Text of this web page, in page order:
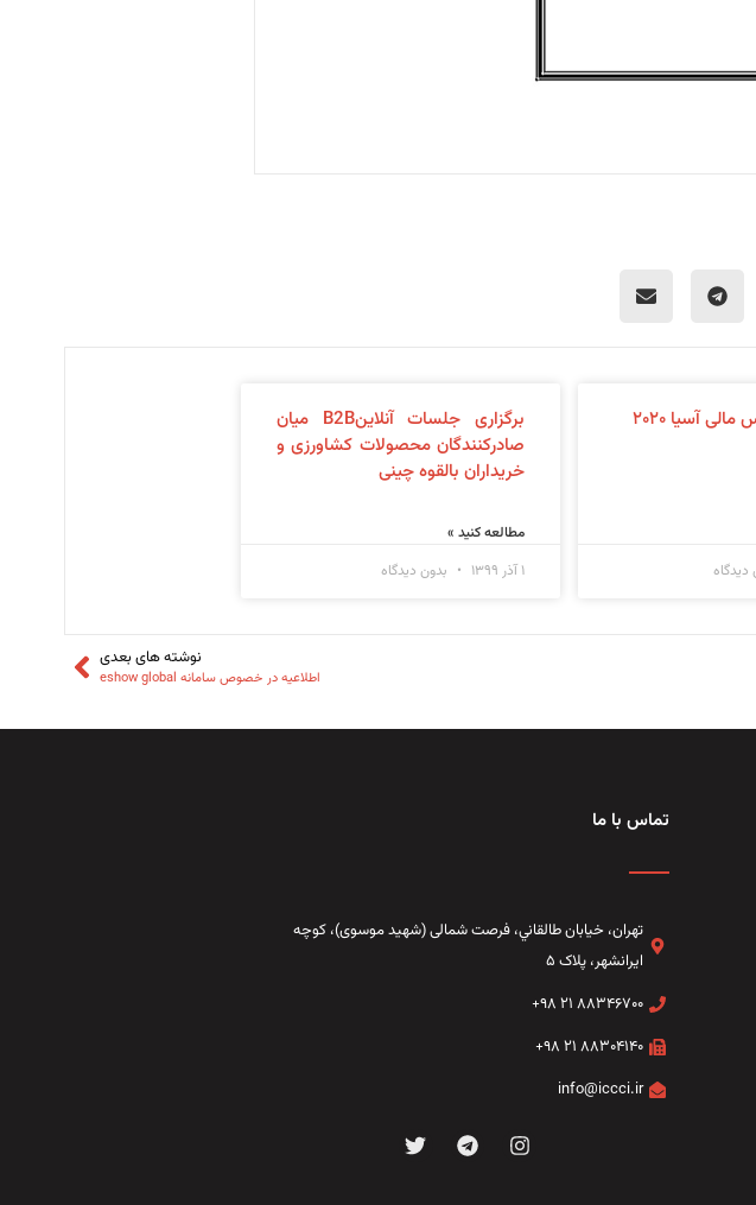
آسیا ۲۰۲۰
دیدگاه
برگزاری جلسات آنلاینB2B میان
صادرکنندگان محصولات کشاورزی و
خریداران بالقوه چینی
مطالعه کنید »
۱ آذر ۱۳۹۹
بدون دیدگاه
نوشته های بعدی
اطلاعیه در خصوص سامانه eshow global
تماس با ما
تهران، خيابان طالقاني،‌ فرصت شمالی (شهید موسوی)، کوچه
ایرانشهر، پلاک ۵
۸۸۳۴۶۷۰۰ ۲۱ ۹۸+
۸۸۳۰۴۱۴۰ ۲۱ ۹۸+
info@iccci.ir